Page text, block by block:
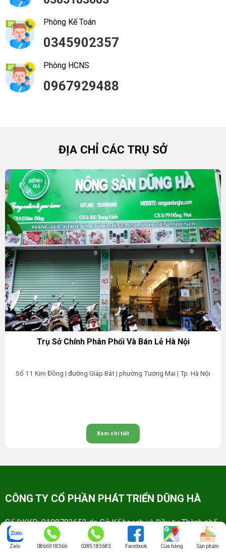
Phòng Kế Toán
0345902357
Phòng HCNS
0967929488
ĐỊA CHỈ CÁC TRỤ SỞ
Trụ Sở Chính Phân Phối Và Bán Lẻ Hà Nội
Số 11 Kim Đồng | đường Giáp Bát | phường Tương Mai | Tp. Hà Nội
Xem chi tiết
CÔNG TY CỔ PHẦN PHÁT TRIỂN DŨNG HÀ
Số ĐKKD: 0108783652 do Sở Kế hoạch và Đầu tư Thành phố
Hà Nội cấp ngày 14/06/2019
Địa chỉ: 11 Kim Đồng | đường Giáp Bát | phường Tương Mai |
Zalo 0866918366 0385183683 Facebook Cửa hàng Sản phẩm